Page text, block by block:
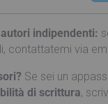
indipendenti:
contattatemi via
Se sei un
di scrittura,